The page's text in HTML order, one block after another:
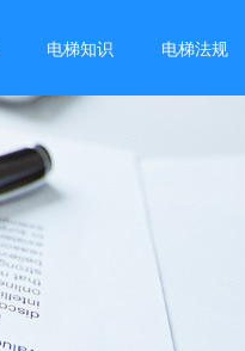
电梯知识 电梯法规